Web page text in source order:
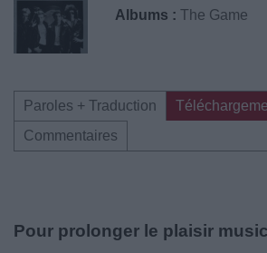
Albums : The Game
Paroles + Traduction
Commentaires
Pour prolonger le plaisir